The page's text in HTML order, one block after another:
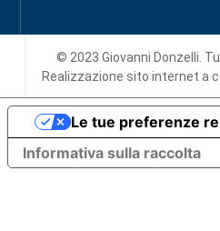
© 2023 Giovanni Donzelli.
Realizzazione sito interneta
Informativa sulla raccolta
Le tue preferenze